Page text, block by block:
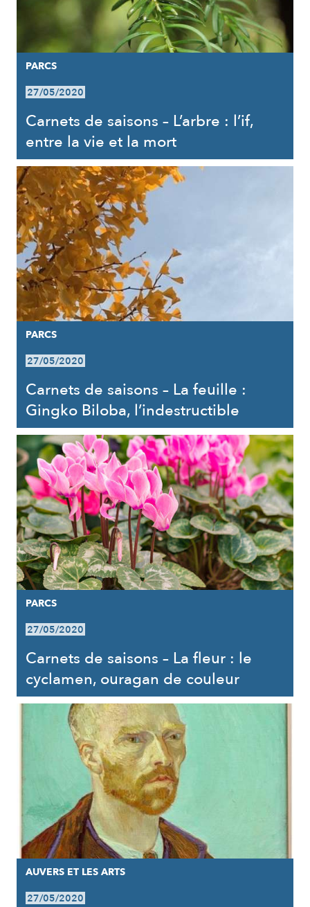
PARCS
27/05/2020
Carnets de saisons – L’arbre : l’if,
entre la vie et la mort
PARCS
27/05/2020
Carnets de saisons – La feuille :
Gingko Biloba, l’indestructible
PARCS
27/05/2020
Carnets de saisons – La fleur : le
cyclamen, ouragan de couleur
AUVERS ET LES ARTS
27/05/2020